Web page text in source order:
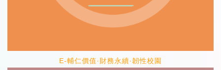
E-輔仁價值·財務永續·韌性校園